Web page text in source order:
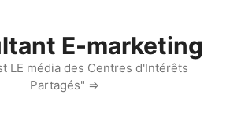
E-marketing
LE média des Centres d'Intérêts
Partagés" ⇒